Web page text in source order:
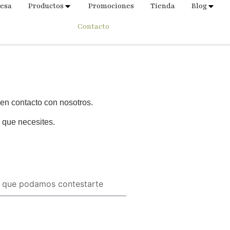
Productos Promociones Tienda Blog
Contacto
contacto con nosotros.
necesites.